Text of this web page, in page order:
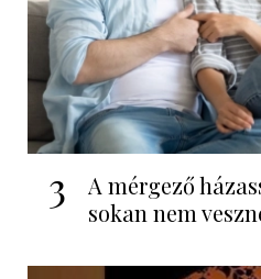
3
A mérgező
sokan nem